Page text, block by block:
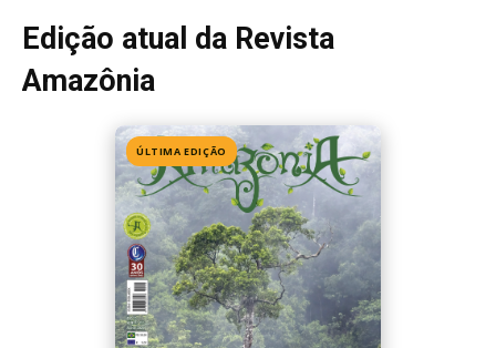
Edição atual da Revista
Amazônia
ÚLTIMA EDIÇÃO